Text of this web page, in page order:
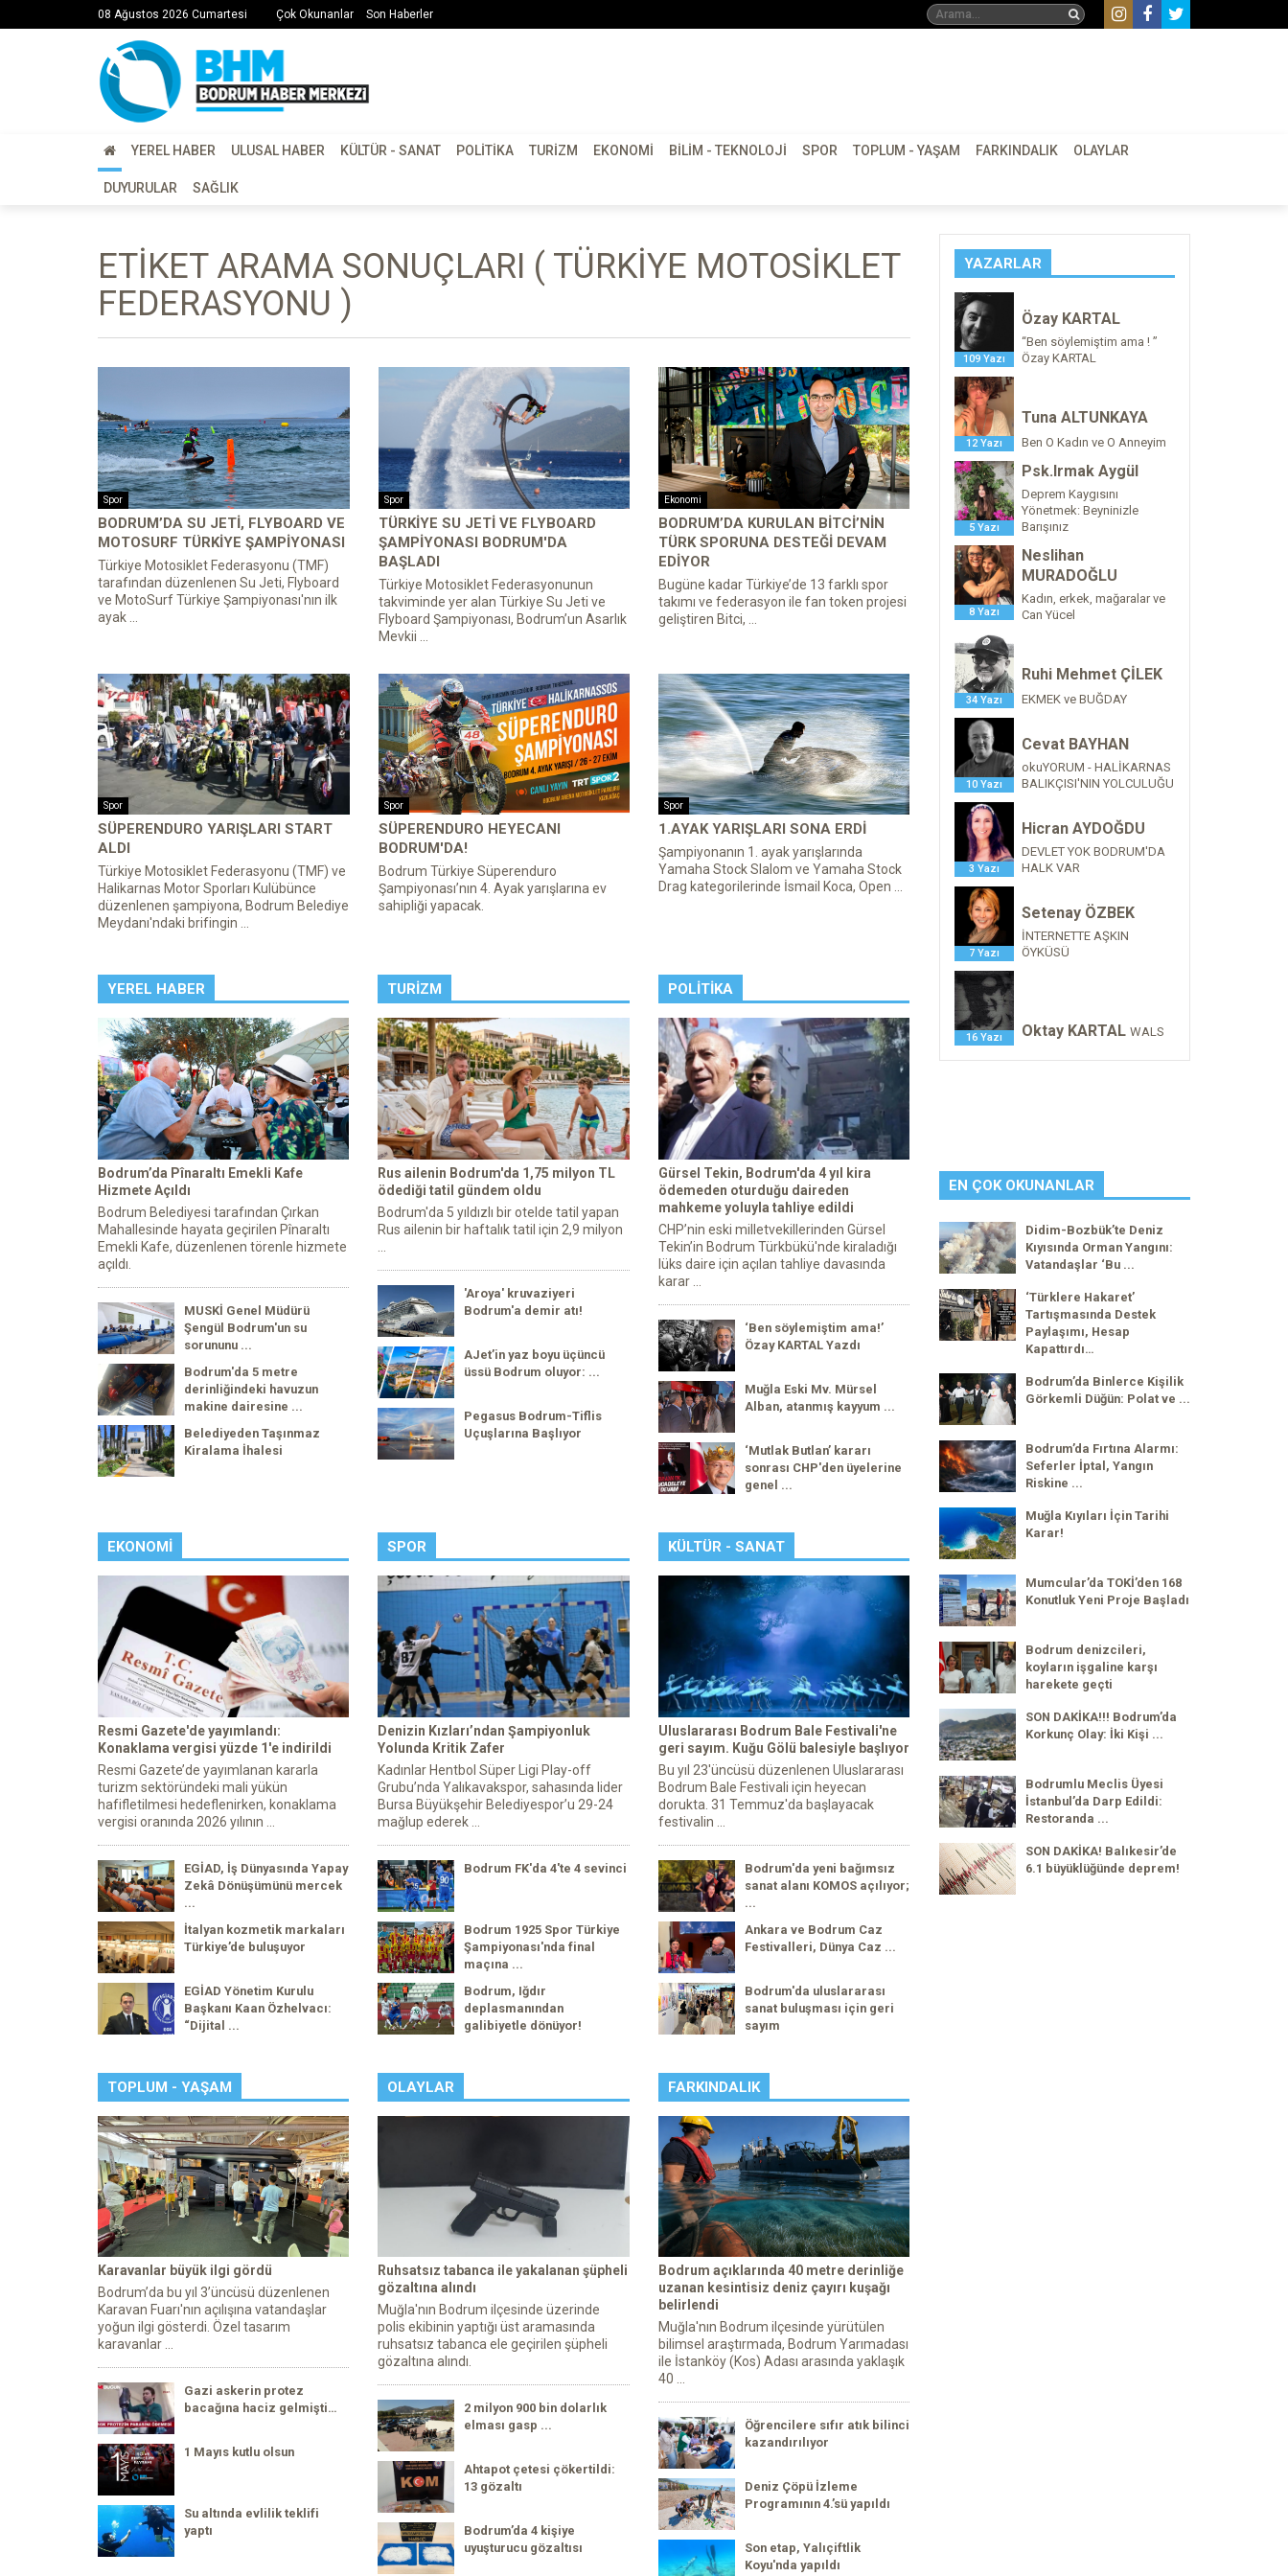
08 Ağustos 2026 Cumartesi Çok Okunanlar Son Haberler
YEREL HABER ULUSAL HABER KÜLTÜR - SANAT POLITIKA TURIZM EKONOMI BILIM - TEKNOLOJI SPOR TOPLUM - YAŞAM FARKINDALIK OLAYLAR
DUYURULAR SAĞLIK
ETIKET ARAMA SONUÇLARI ( TÜRKIYE MOTOSIKLET
FEDERASYONU )
Spor
BODRUM’DA SU JETI, FLYBOARD VE
MOTOSURF TÜRKIYE ŞAMPIYONASI
Türkiye Motosiklet Federasyonu (TMF)
tarafından düzenlenen Su Jeti, Flyboard
ve MotoSurf Türkiye Şampiyonası'nın ilk
ayak ...
Spor
TÜRKIYE SU JETI VE FLYBOARD
ŞAMPIYONASI BODRUM'DA
BAŞLADI
Türkiye Motosiklet Federasyonunun
takviminde yer alan Türkiye Su Jeti ve
Flyboard Şampiyonası, Bodrum’un Asarlık
Mevkii ...
Ekonomi
BODRUM’DA KURULAN BITCI’NIN
TÜRK SPORUNA DESTEĞI DEVAM
EDIYOR
Bugüne kadar Türkiye’de 13 farklı spor
takımı ve federasyon ile fan token projesi
geliştiren Bitci, ...
Spor
SÜPERENDURO YARIŞLARI START
ALDI
Türkiye Motosiklet Federasyonu (TMF) ve
Halikarnas Motor Sporları Kulübünce
düzenlenen şampiyona, Bodrum Belediye
Meydanı'ndaki brifingin ...
Spor
SÜPERENDURO HEYECANI
BODRUM'DA!
Bodrum Türkiye Süperenduro
Şampiyonası’nın 4. Ayak yarışlarına ev
sahipliği yapacak.
Spor
1.AYAK YARIŞLARI SONA ERDI
Şampiyonanın 1. ayak yarışlarında
Yamaha Stock Slalom ve Yamaha Stock
Drag kategorilerinde İsmail Koca, Open ...
YEREL HABER
Bodrum’da Pînaraltı Emekli Kafe
Hizmete Açıldı
Bodrum Belediyesi tarafından Çırkan
Mahallesinde hayata geçirilen Pînaraltı
Emekli Kafe, düzenlenen törenle hizmete
açıldı.
MUSKİ Genel Müdürü
Şengül Bodrum'un su
sorununu ...
Bodrum'da 5 metre
derinliğindeki havuzun
makine dairesine ...
Belediyeden Taşınmaz
Kiralama İhalesi
TURIZM
Rus ailenin Bodrum'da 1,75 milyon TL
ödediği tatil gündem oldu
Bodrum'da 5 yıldızlı bir otelde tatil yapan
Rus ailenin bir haftalık tatil için 2,9 milyon
'Aroya' kruvaziyeri
Bodrum'a demir atı!
AJet’in yaz boyu üçüncü
üssü Bodrum oluyor: ...
Pegasus Bodrum-Tiflis
Uçuşlarına Başlıyor
POLITIKA
Gürsel Tekin, Bodrum'da 4 yıl kira
ödemeden oturduğu daireden
mahkeme yoluyla tahliye edildi
CHP’nin eski milletvekillerinden Gürsel
Tekin’in Bodrum Türkbükü'nde kiraladığı
lüks daire için açılan tahliye davasında
karar ...
‘Ben söylemiştim ama!’
Özay KARTAL Yazdı
Muğla Eski Mv. Mürsel
Alban, atanmış kayyum ...
‘Mutlak Butlan’ kararı
sonrası CHP'den üyelerine
genel ...
EKONOMI
Resmi Gazete'de yayımlandı:
Konaklama vergisi yüzde 1'e indirildi
Resmi Gazete’de yayımlanan kararla
turizm sektöründeki mali yükün
hafifletilmesi hedeflenirken, konaklama
vergisi oranında 2026 yılının ...
EGİAD, İş Dünyasında Yapay
Zekâ Dönüşümünü mercek
...
İtalyan kozmetik markaları
Türkiye’de buluşuyor
EGİAD Yönetim Kurulu
Başkanı Kaan Özhelvacı:
“Dijital ...
SPOR
Denizin Kızları’ndan Şampiyonluk
Yolunda Kritik Zafer
Kadınlar Hentbol Süper Ligi Play-off
Grubu’nda Yalıkavakspor, sahasında lider
Bursa Büyükşehir Belediyespor’u 29-24
mağlup ederek ...
Bodrum FK'da 4'te 4 sevinci
Bodrum 1925 Spor Türkiye
Şampiyonası'nda final
maçına ...
Bodrum, Iğdır
deplasmanından
galibiyetle dönüyor!
KÜLTÜR - SANAT
Uluslararası Bodrum Bale Festivali'ne
geri sayım. Kuğu Gölü balesiyle başlıyor
Bu yıl 23'üncüsü düzenlenen Uluslararası
Bodrum Bale Festivali için heyecan
dorukta. 31 Temmuz'da başlayacak
festivalin ...
Bodrum'da yeni bağımsız
sanat alanı KOMOS açılıyor;
...
Ankara ve Bodrum Caz
Festivalleri, Dünya Caz ...
Bodrum'da uluslararası
sanat buluşması için geri
sayım
TOPLUM - YAŞAM
Karavanlar büyük ilgi gördü
Bodrum’da bu yıl 3’üncüsü düzenlenen
Karavan Fuarı'nın açılışına vatandaşlar
yoğun ilgi gösterdi. Özel tasarım
karavanlar ...
Gazi askerin protez
bacağına haciz gelmişti…
1 Mayıs kutlu olsun
Su altında evlilik teklifi
yaptı
OLAYLAR
Ruhsatsız tabanca ile yakalanan şüpheli
gözaltına alındı
Muğla'nın Bodrum ilçesinde üzerinde
polis ekibinin yaptığı üst aramasında
ruhsatsız tabanca ele geçirilen şüpheli
gözaltına alındı.
2 milyon 900 bin dolarlık
elması gasp ...
Ahtapot çetesi çökertildi:
13 gözaltı
Bodrum’da 4 kişiye
uyuşturucu gözaltısı
FARKINDALIK
Bodrum açıklarında 40 metre derinliğe
uzanan kesintisiz deniz çayırı kuşağı
belirlendi
Muğla'nın Bodrum ilçesinde yürütülen
bilimsel araştırmada, Bodrum Yarımadası
ile İstanköy (Kos) Adası arasında yaklaşık
40 ...
Öğrencilere sıfır atık bilinci
kazandırılıyor
Deniz Çöpü İzleme
Programının 4.’sü yapıldı
Son etap, Yalıçiftlik
Koyu'nda yapıldı
YAZARLAR
109 Yazı
Özay KARTAL
“Ben söylemiştim ama ! ”
Özay KARTAL
12 Yazı
Tuna ALTUNKAYA
Ben O Kadın ve O Anneyim
5 Yazı
Psk.Irmak Aygül
Deprem Kaygısını
Yönetmek: Beyninizle
Barışınız
8 Yazı
Neslihan
MURADOĞLU
Kadın, erkek, mağaralar ve
Can Yücel
34 Yazı
Ruhi Mehmet ÇİLEK
EKMEK ve BUĞDAY
10 Yazı
Cevat BAYHAN
okuYORUM - HALİKARNAS
BALIKÇISI'NIN YOLCULUĞU
3 Yazı
Hicran AYDOĞDU
DEVLET YOK BODRUM'DA
HALK VAR
7 Yazı
Setenay ÖZBEK
İNTERNETTE AŞKIN
ÖYKÜSÜ
16 Yazı Oktay KARTAL WALS
EN ÇOK OKUNANLAR
Didim-Bozbük’te Deniz
Kıyısında Orman Yangını:
Vatandaşlar ‘Bu ...
‘Türklere Hakaret’
Tartışmasında Destek
Paylaşımı, Hesap
Kapattırdı…
Bodrum’da Binlerce Kişilik
Görkemli Düğün: Polat ve ...
Bodrum’da Fırtına Alarmı:
Seferler İptal, Yangın
Riskine ...
Muğla Kıyıları İçin Tarihi
Karar!
Mumcular’da TOKİ’den 168
Konutluk Yeni Proje Başladı
Bodrum denizcileri,
koyların işgaline karşı
harekete geçti
SON DAKİKA!!! Bodrum’da
Korkunç Olay: İki Kişi ...
Bodrumlu Meclis Üyesi
İstanbul’da Darp Edildi:
Restoranda ...
SON DAKİKA! Balıkesir’de
6.1 büyüklüğünde deprem!